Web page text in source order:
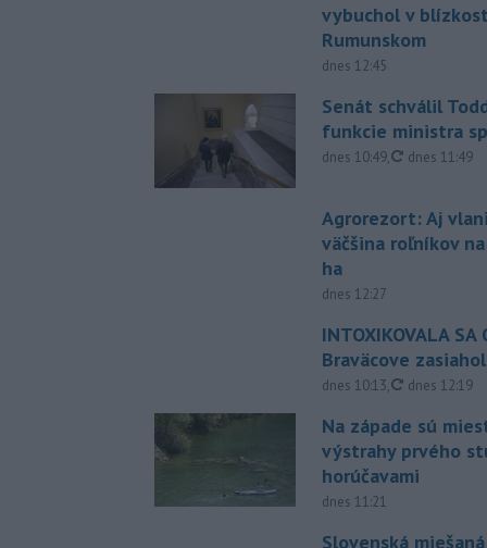
vybuchol v
Rumunskom
dnes 12:45
Senát schválil
funkcie ministra
dnes 10:49, aktualizované
dnes 11:49
Agrorezort: Aj
väčšina roľníkov
ha
dnes 12:27
INTOXIKOVALA SA
Braväcove
dnes 10:13, aktualizované
dnes 12:19
Na západe sú
výstrahy prvého
horúčavami
dnes 11:21
Slovenská